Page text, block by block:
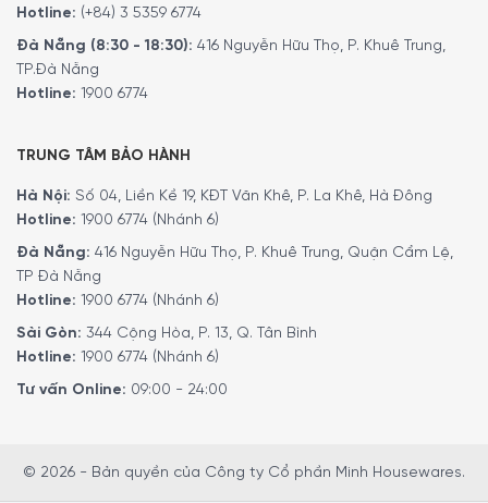
Hotline: (+84) 3 5359 6774
Đà Nẵng (8:30 - 18:30): 416 Nguyễn Hữu Thọ, P. Khuê Trung,
TP.Đà Nẵng
Hotline: 1900 6774
TRUNG TÂM BẢO HÀNH
Hà Nội: Số 04, Liền Kề 19, KĐT Văn Khê, P. La Khê, Hà Đông
Hotline: 1900 6774 (Nhánh 6)
Đà Nẵng: 416 Nguyễn Hữu Thọ, P. Khuê Trung, Quận Cẩm Lệ,
TP Đà Nẵng
Hotline: 1900 6774 (Nhánh 6)
Sài Gòn: 344 Cộng Hòa, P. 13, Q. Tân Bình
Hotline: 1900 6774 (Nhánh 6)
Tư vấn Online: 09:00 - 24:00
© 2026 - Bản quyền của Công ty Cổ phần Minh Housewares.